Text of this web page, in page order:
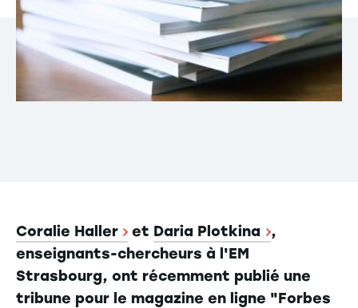
Coralie Haller et Daria Plotkina
,
enseignants-chercheurs à l'EM
Strasbourg, ont récemment publié une
tribune pour le magazine en ligne "Forbes